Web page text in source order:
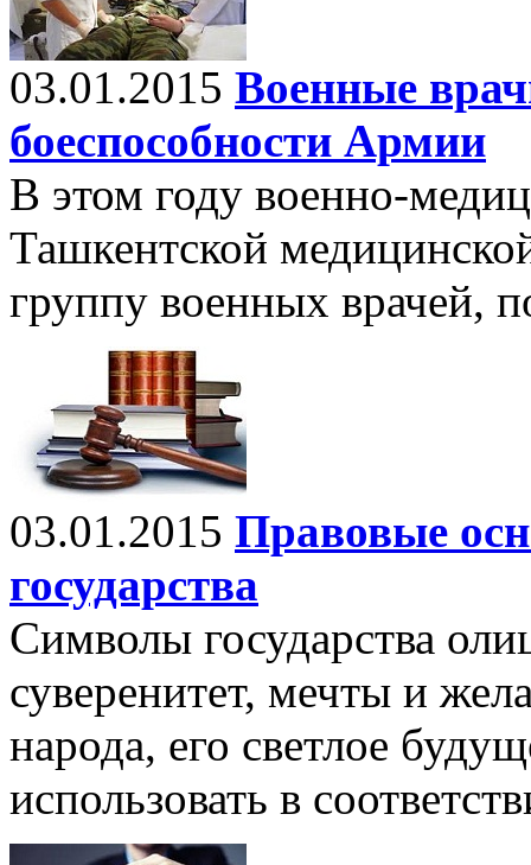
03.01.2015 Военные
боеспособности Армии
В этом году военно-
Ташкентской
группу военных врачей,
03.01.2015 Правовые
государства
Символы государства
суверенитет, мечты и
народа, его светлое
использовать в